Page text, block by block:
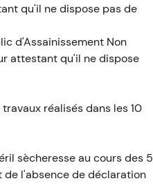
qu'il ne dispose pas de
d'Assainissement Non
attestant qu'il ne dispose
réalisés dans les 10
sècheresse au cours des 5
de l'absence de déclaration